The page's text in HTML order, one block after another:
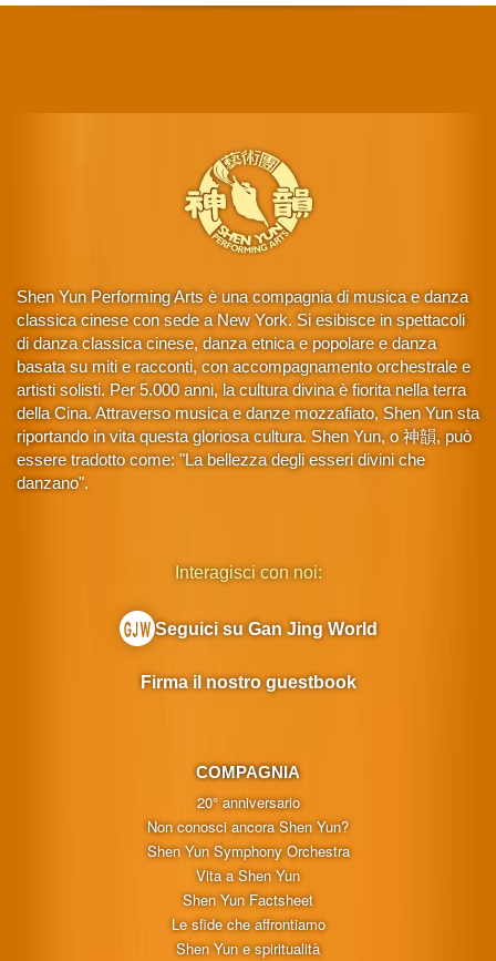
Shen Yun Performing Arts è una compagnia di musica e danza
classica cinese con sede a New York. Si esibisce in spettacoli
di danza classica cinese, danza etnica e popolare e danza
basata su miti e racconti, con accompagnamento orchestrale e
artisti solisti. Per 5.000 anni, la cultura divina è fiorita nella terra
della Cina. Attraverso musica e danze mozzafiato, Shen Yun sta
riportando in vita questa gloriosa cultura. Shen Yun, o 神韻, può
essere tradotto come: "La bellezza degli esseri divini che
danzano".
COMPAGNIA
20° anniversario
Non conosci ancora Shen Yun?
Shen Yun Symphony Orchestra
Vita a Shen Yun
Shen Yun Factsheet
Le sfide che affrontiamo
Shen Yun e spiritualità
Interagisci con noi:
Seguici su Gan Jing World
Firma il nostro guestbook